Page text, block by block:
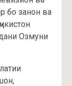
бо занон ва
Озмуни